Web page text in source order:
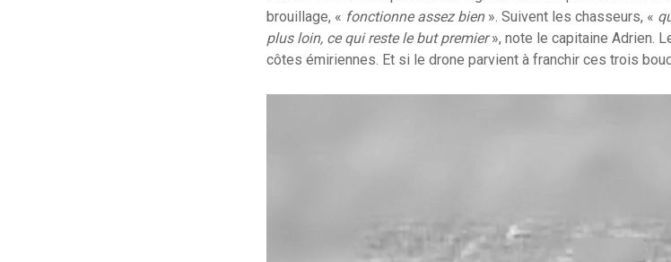
brouillage, « fonctionne assez bien». Suivent les chasseurs, «
plus loin, ce qui reste le but premier», note le capitaine Adrien.
côtes émiriennes. Et si le drone parvient à franchir ces trois